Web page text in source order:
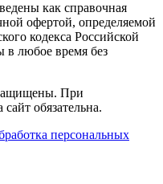
как справочная
офертой, определяемой
кодекса Российской
в любое время без
При
обязательна.
персональных